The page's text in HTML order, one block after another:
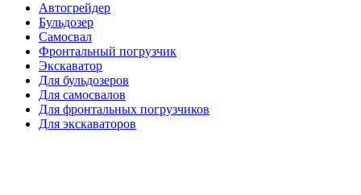
Автогрейдер
Бульдозер
Самосвал
Фронтальный погрузчик
Экскаватор
Для бульдозеров
Для самосвалов
Для фронтальных погрузчиков
Для экскаваторов